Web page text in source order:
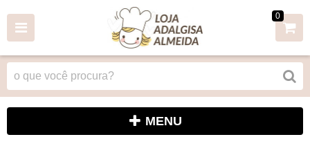
0
MENU